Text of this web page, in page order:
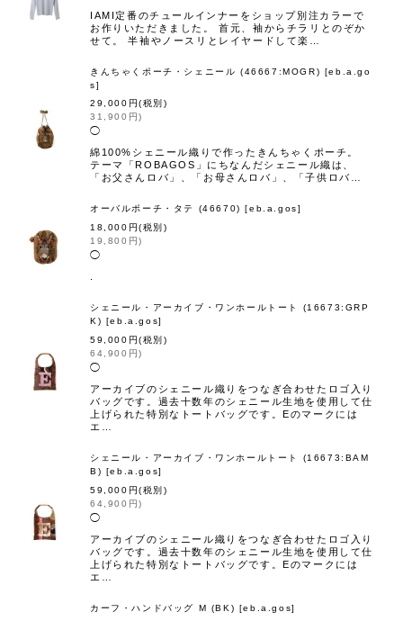
IAMI定番のチュールインナーをショップ別注カラーで
お作りいただきました。 首元、袖からチラリとのぞか
せて。 半袖やノースリとレイヤードして楽…
きんちゃくポーチ・シェニール (46667:MOGR) [eb.a.go
s]
29,000 円(税別)
31,900 円)
◯
綿100%シェニール織りで作ったきんちゃくポーチ。
テーマ「ROBAGOS」にちなんだシェニール織は、
「お父さんロバ」、「お母さんロバ」、「子供ロバ…
オーバルポーチ・タテ (46670) [eb.a.gos]
18,000 円(税別)
19,800 円)
◯
シェニール・アーカイブ・ワンホールトート (16673:GRP
K) [eb.a.gos]
59,000 円(税別)
64,900 円)
◯
アーカイブのシェニール織りをつなぎ合わせたロゴ入り
バッグです。過去十数年のシェニール生地を使用して仕
上げられた特別なトートバッグです。Eのマークには
エ…
シェニール・アーカイブ・ワンホールトート (16673:BAM
B) [eb.a.gos]
59,000 円(税別)
64,900 円)
◯
アーカイブのシェニール織りをつなぎ合わせたロゴ入り
バッグです。過去十数年のシェニール生地を使用して仕
上げられた特別なトートバッグです。Eのマークには
エ…
カーフ・ハンドバッグ M (BK) [eb.a.gos]